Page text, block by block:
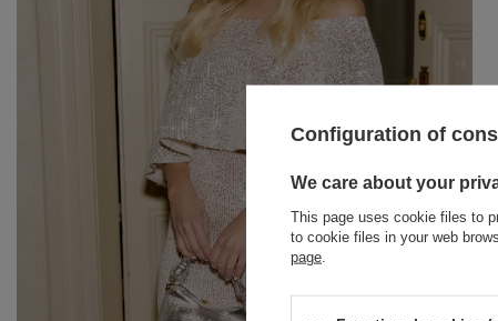
JUMPSUITS
T-SHIRTS
BRACELETS
JEWELRY
HAIR ELASTICS
Configuration of
We care about your
This page uses cookie files to
to cookie files in your web
page